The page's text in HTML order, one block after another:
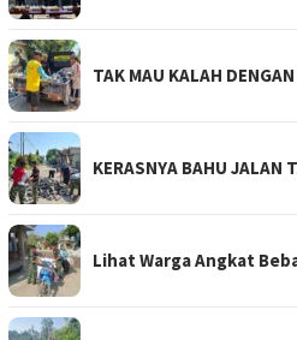
TAK MAU KALAH
KERASNYA BAHU JALAN
Lihat Warga Angkat